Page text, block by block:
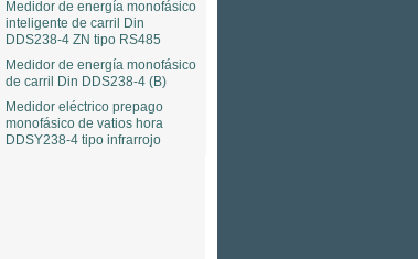
Medidor de energía monofásico
inteligente de carril Din
DDS238-4 ZN tipo RS485
Medidor de energía monofásico
de carril Din DDS238-4 (B)
Medidor eléctrico prepago
monofásico de vatios hora
DDSY238-4 tipo infrarrojo